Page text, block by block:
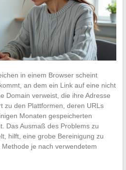
in einem Browser scheint
an dem ein Link auf eine nicht
Domain verweist, die ihre Adresse
zu den Plattformen, deren URLs
Monaten gespeicherten
Das Ausmaß des Problems zu
hilft, eine grobe Bereinigung zu
je nach verwendetem